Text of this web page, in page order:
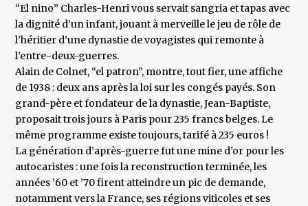
“El nino” Charles-Henri vous servait sangria et tapas avec
la dignité d’un infant, jouant à merveille le jeu de rôle de
l’héritier d’une dynastie de voyagistes qui remonte à
l’entre-deux-guerres.
Alain de Colnet, “el patron”, montre, tout fier, une affiche
de 1938 : deux ans après la loi sur les congés payés. Son
grand-père et fondateur de la dynastie, Jean-Baptiste,
proposait trois jours à Paris pour 235 francs belges. Le
même programme existe toujours, tarifé à 235 euros !
La génération d’après-guerre fut une mine d’or pour les
autocaristes : une fois la reconstruction terminée, les
années ’60 et ’70 firent atteindre un pic de demande,
notamment vers la France, ses régions viticoles et ses